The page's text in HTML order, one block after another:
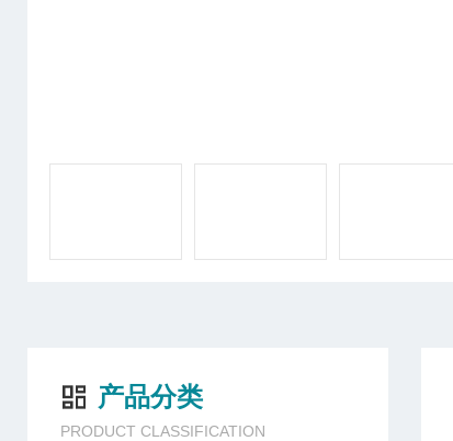
产品分类
PRODUCT CLASSIFICATION